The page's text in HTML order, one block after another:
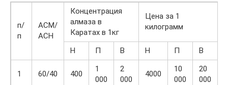
п/
п
АСМ/
АСН
Концентрация
алмаза в
Каратах в 1кг
Цена за 1
килограмм
Н П В Н П В
1 60/40 400
1
000
2
000
4000
10
000
20
000